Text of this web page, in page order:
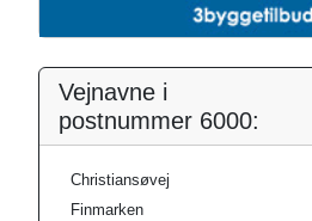
Vejnavne i
postnummer 6000:
Christiansøvej
Finmarken